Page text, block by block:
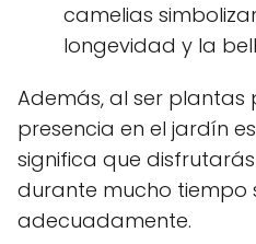
camelias
longevidad y la
Además, al ser plantas
presencia en el jardín
significa que
durante mucho tiempo
adecuadamente.